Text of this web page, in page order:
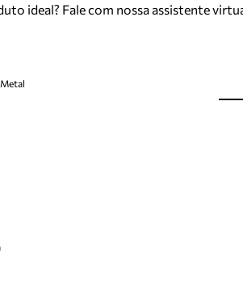
ideal? Fale com nossa assistente